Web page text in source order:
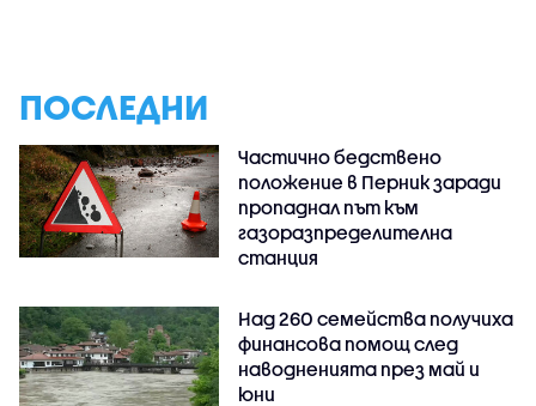
ПОСЛЕДНИ
Частично бедствено
положение в Перник заради
пропаднал път към
газоразпределителна
станция
Над 260 семейства получиха
финансова помощ след
наводненията през май и
юни